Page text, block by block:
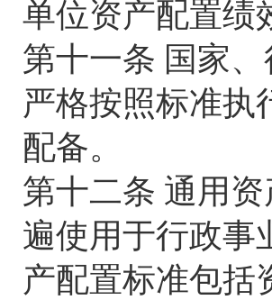
单位资产配置绩
第十一条 国家
严格按照标准执
配备。
第十二条 通用
遍使用于行政事
产配置标准包括